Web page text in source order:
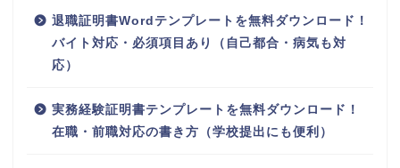
退職証明書Wordテンプレートを無料ダウンロード！
バイト対応・必須項目あり（自己都合・病気も対
応）
実務経験証明書テンプレートを無料ダウンロード！
在職・前職対応の書き方（学校提出にも便利）